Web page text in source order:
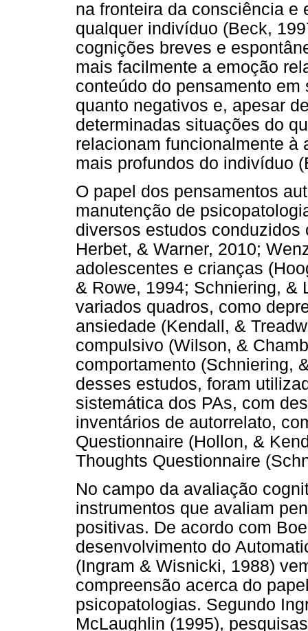
na fronteira da consciência e
qualquer indivíduo (Beck,
cognições breves e
mais facilmente a emoção
conteúdo do pensamento
quanto negativos e, apesar
determinadas situações do
relacionam funcionalmente à
mais profundos do indivíduo
O papel dos pensamentos
manutenção de
diversos estudos
Herbet, & Warner, 2010;
adolescentes e crianças
& Rowe, 1994; Schniering, &
variados quadros, como
ansiedade (Kendall, &
compulsivo (Wilson, &
comportamento (Schniering,
desses estudos, foram
sistemática dos PAs, com
inventários de autorrelato,
Questionnaire (Hollon, &
Thoughts Questionnaire
No campo da avaliação
instrumentos que avaliam
positivas. De acordo com
desenvolvimento do
(Ingram & Wisnicki, 1988)
compreensão acerca do
psicopatologias. Segundo
McLaughlin (1995),